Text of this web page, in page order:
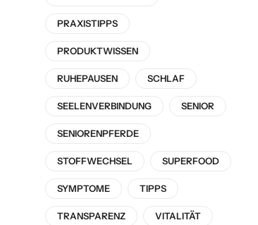
PRAXISTIPPS
PRODUKTWISSEN
RUHEPAUSEN SCHLAF
SEELENVERBINDUNG SENIOR
SENIORENPFERDE
STOFFWECHSEL SUPERFOOD
SYMPTOME TIPPS
TRANSPARENZ VITALITÄT